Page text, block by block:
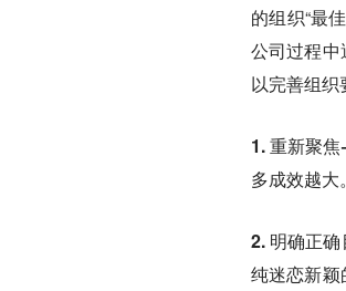
的组织“最
公司过程
以完善组织
1. 重新聚
多成效越大
2. 明确正确
纯迷恋新